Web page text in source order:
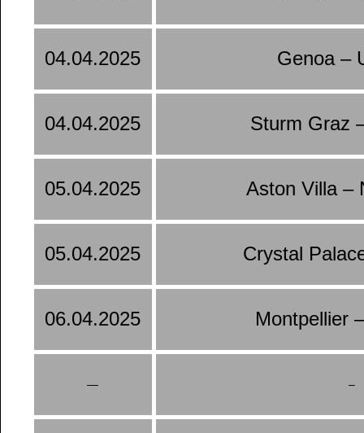
04.04.2025 Genoa –
04.04.2025 Sturm Graz
05.04.2025 Aston Villa –
05.04.2025 Crystal
06.04.2025 Montpellier
— –